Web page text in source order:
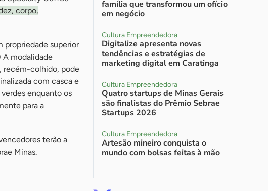
corpo,
propriedade superior
A modalidade
recém-colhido, pode
com casca e
enquanto os
para a
terão a
Minas.
família que transformou um ofício
em negócio
Cultura Empreendedora
Digitalize apresenta novas
tendências e estratégias de
marketing digital em Caratinga
Cultura Empreendedora
Quatro startups de Minas Gerais
são finalistas do Prêmio Sebrae
Startups 2026
Cultura Empreendedora
Artesão mineiro conquista o
mundo com bolsas feitas à mão